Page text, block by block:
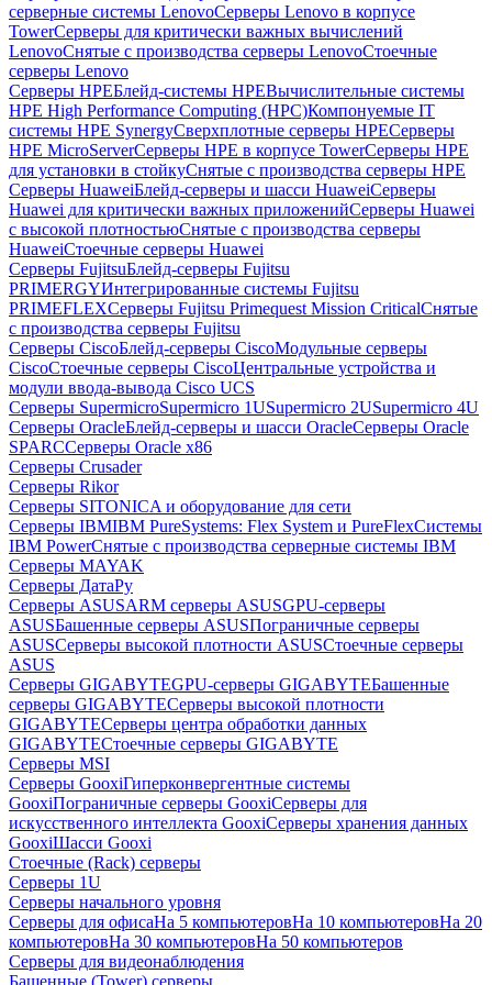
серверные системы LenovoСерверы Lenovo в корпусе
TowerСерверы для критически важных вычислений
LenovoСнятые с производства серверы LenovoСтоечные
серверы Lenovo
Серверы HPEБлейд-системы HPEВычислительные системы
HPE High Performance Computing (HPC)Компонуемые IT
системы HPE SynergyСверхплотные серверы HPEСерверы
HPE MicroServerСерверы HPE в корпусе TowerСерверы HPE
для установки в стойкуСнятые с производства серверы HPE
Серверы HuaweiБлейд-серверы и шасси HuaweiСерверы
Huawei для критически важных приложенийСерверы Huawei
с высокой плотностьюСнятые с производства серверы
HuaweiСтоечные серверы Huawei
Серверы FujitsuБлейд-серверы Fujitsu
PRIMERGYИнтегрированные системы Fujitsu
PRIMEFLEXСерверы Fujitsu Primequest Mission CriticalСнятые
с производства серверы Fujitsu
Серверы CiscoБлейд-серверы CiscoМодульные серверы
CiscoСтоечные серверы CiscoЦентральные устройства и
модули ввода-вывода Cisco UCS
Серверы SupermicroSupermicro 1USupermicro 2USupermicro 4U
Серверы OracleБлейд-серверы и шасси OracleСерверы Oracle
SPARCСерверы Oracle x86
Серверы Crusader
Серверы Rikor
Серверы SITONICA и оборудование для сети
Серверы IBMIBM PureSystems: Flex System и PureFlexСистемы
IBM PowerСнятые с производства серверные системы IBM
Серверы MAYAK
Серверы ДатаРу
Серверы ASUSARM серверы ASUSGPU-серверы
ASUSБашенные серверы ASUSПограничные серверы
ASUSСерверы высокой плотности ASUSСтоечные серверы
ASUS
Серверы GIGABYTEGPU-серверы GIGABYTEБашенные
серверы GIGABYTEСерверы высокой плотности
GIGABYTEСерверы центра обработки данных
GIGABYTEСтоечные серверы GIGABYTE
Серверы MSI
Серверы GooxiГиперконвергентные системы
GooxiПограничные серверы GooxiСерверы для
искусственного интеллекта GooxiСерверы хранения данных
GooxiШасси Gooxi
Стоечные (Rack) серверы
Серверы 1U
Серверы начального уровня
Серверы для офисаНа 5 компьютеровНа 10 компьютеровНа 20
компьютеровНа 30 компьютеровНа 50 компьютеров
Серверы для видеонаблюдения
Башенные (Tower) серверы